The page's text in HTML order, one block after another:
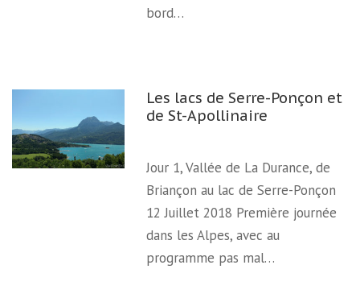
bord…
Les lacs de Serre-Ponçon et
de St-Apollinaire
Jour 1, Vallée de La Durance, de
Briançon au lac de Serre-Ponçon
12 Juillet 2018 Première journée
dans les Alpes, avec au
programme pas mal…